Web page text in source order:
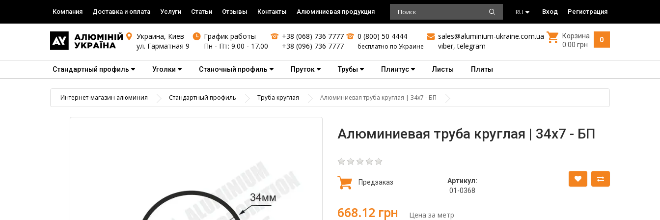
Компания Доставка и оплата Услуги Статьи Отзывы Контакты Алюминиевая продукция RU Вход Регистрация
Украина, Киев
ул. Гарматная 9
График работы
Пн - Пт: 9.00 - 17.00
+38 (068) 736 7777
+38 (096) 736 7777
0 (800) 50 4444
бесплатно по Украине
sales@aluminium-ukraine.com.ua
viber,telegram
0
Корзина
0.00 грн
Стандартный профиль Уголки Станочный профиль Пруток Трубы Плинтус Листы Плиты
Интернет-магазин алюминия Стандартный профиль Труба круглая Алюминиевая труба круглая | 34х7 - БП
Алюминиевая труба круглая | 34х7 - БП
Предзаказ
Артикул:
01-0368
668.12 грн Цена за метр